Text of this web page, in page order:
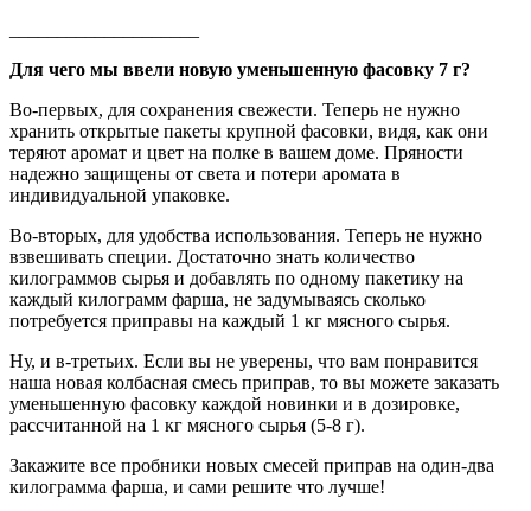
Для чего мы ввели новую уменьшенную фасовку 7 г?
Во-первых, для сохранения свежести. Теперь не нужно
хранить открытые пакеты крупной фасовки, видя, как они
теряют аромат и цвет на полке в вашем доме. Пряности
надежно защищены от света и потери аромата в
индивидуальной упаковке.
Во-вторых, для удобства использования. Теперь не нужно
взвешивать специи. Достаточно знать количество
килограммов сырья и добавлять по одному пакетику на
каждый килограмм фарша, не задумываясь сколько
потребуется приправы на каждый 1 кг мясного сырья.
Ну, и в-третьих. Если вы не уверены, что вам понравится
наша новая колбасная смесь приправ, то вы можете заказать
уменьшенную фасовку каждой новинки и в дозировке,
рассчитанной на 1 кг мясного сырья (5-8 г).
Закажите все пробники новых смесей приправ на один-два
килограмма фарша, и сами решите что лучше!